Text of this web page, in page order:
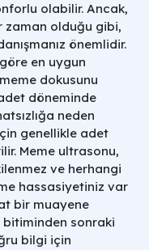
olabilir. Ancak,
zaman olduğu gibi,
önemlidir.
en uygun
dokusunu
döneminde
neden
genellikle adet
Meme ultrasonu,
ve herhangi
hassasiyetiniz var
bir muayene
sonraki
bilgi için